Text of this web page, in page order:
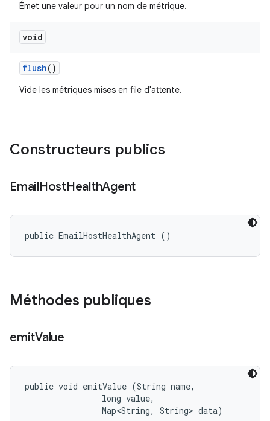
Émet une valeur pour un nom de métrique.
void
flush()
Vide les métriques mises en file d'attente.
Constructeurs publics
EmailHostHealthAgent
public EmailHostHealthAgent ()
Méthodes publiques
emitValue
public void emitValue (String name,
                long value,
                Map<String, String> data)